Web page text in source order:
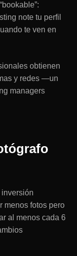
note tu perfil
te ven en
obtienen
y redes —un
managers
menos fotos pero
al menos cada 6